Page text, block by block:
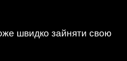
швидко зайняти свою